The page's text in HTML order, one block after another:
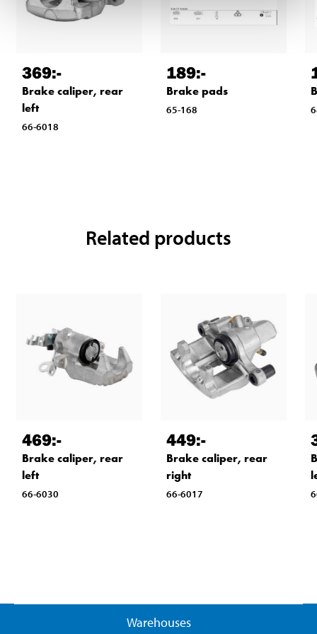
369:-
Brake caliper, rear
left
66-6018
189:-
Brake pads
65-168
Related products
469:-
Brake caliper, rear
left
66-6030
449:-
Brake caliper, rear
right
66-6017
Warehouses